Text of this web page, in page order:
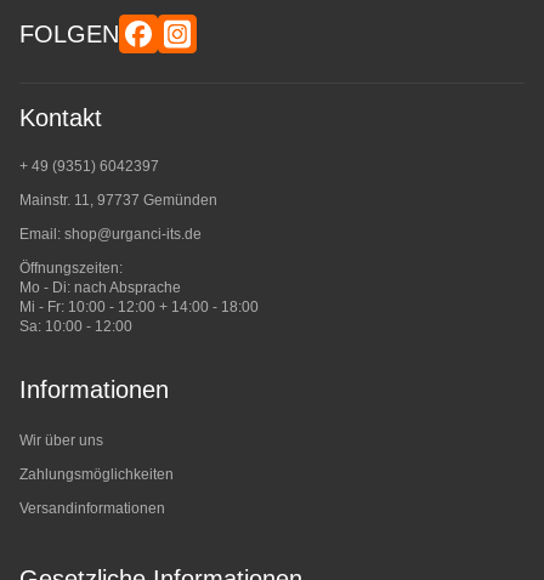
FOLGEN
Kontakt
+ 49 (9351) 6042397
Mainstr. 11, 97737 Gemünden
Email: shop@urganci-its.de
Öffnungszeiten:
Mo - Di: nach Absprache
Mi - Fr: 10:00 - 12:00 + 14:00 - 18:00
Sa: 10:00 - 12:00
Informationen
Wir über uns
Zahlungsmöglichkeiten
Versandinformationen